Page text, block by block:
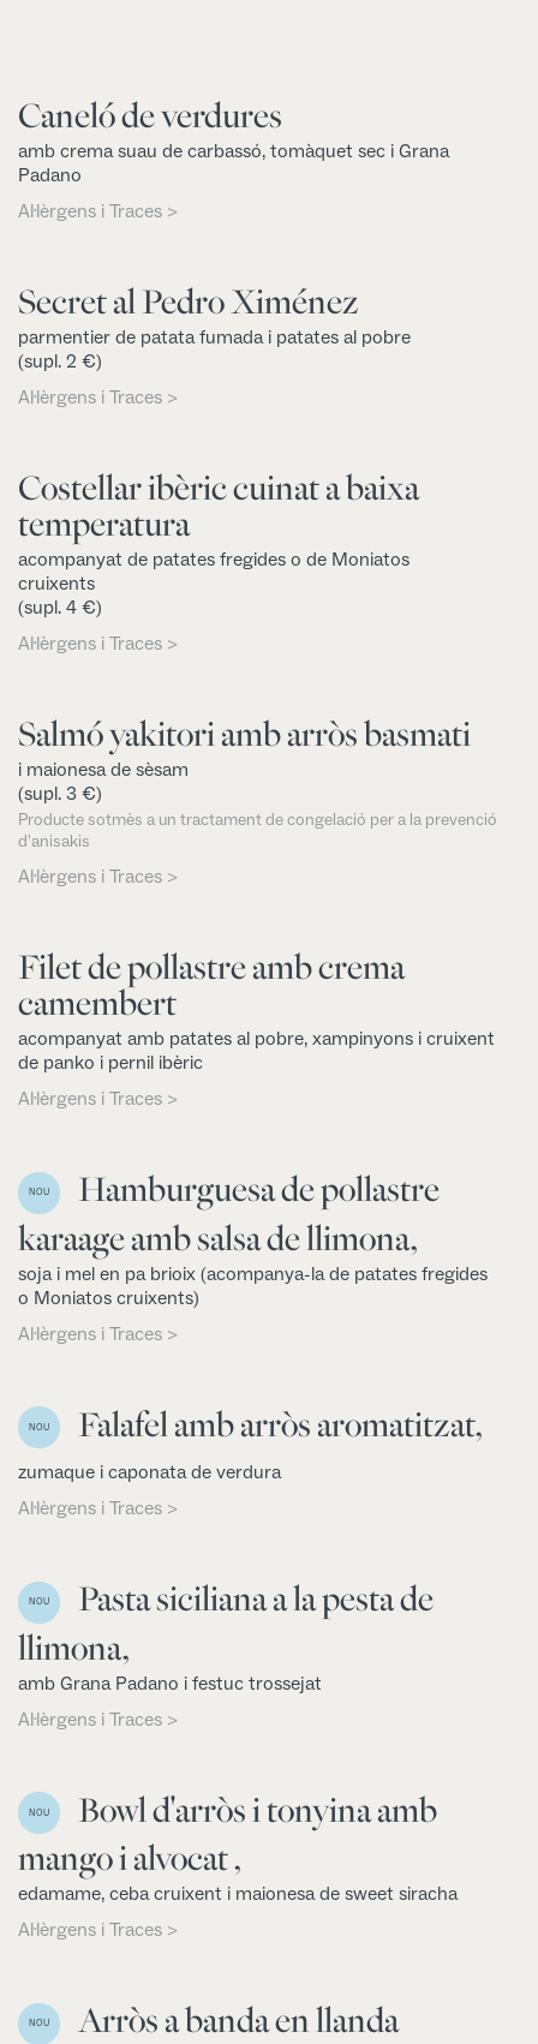
Caneló de verdures
amb crema suau de carbassó, tomàquet sec i Grana
Padano
Al·lèrgens i Traces >
Secret al Pedro Ximénez
parmentier de patata fumada i patates al pobre
(supl. 2 €)
Al·lèrgens i Traces >
Costellar ibèric cuinat a baixa
temperatura
acompanyat de patates fregides o de Moniatos
cruixents
(supl. 4 €)
Al·lèrgens i Traces >
Salmó yakitori amb arròs basmati
i maionesa de sèsam
(supl. 3 €)
Producte sotmès a un tractament de congelació per a la prevenció
d'anisakis
Al·lèrgens i Traces >
Filet de pollastre amb crema
camembert
acompanyat amb patates al pobre, xampinyons i cruixent
de panko i pernil ibèric
Al·lèrgens i Traces >
NOU
Hamburguesa de pollastre
karaage amb salsa de llimona,
soja i mel en pa brioix (acompanya-la de patates fregides
o Moniatos cruixents)
Al·lèrgens i Traces >
NOU Falafel amb arròs aromatitzat,
zumaque i caponata de verdura
Al·lèrgens i Traces >
NOU
Pasta siciliana a la pesta de
llimona,
amb Grana Padano i festuc trossejat
Al·lèrgens i Traces >
NOU
Bowl d'arròs i tonyina amb
mango i alvocat ,
edamame, ceba cruixent i maionesa de sweet siracha
Al·lèrgens i Traces >
NOU Arròs a banda en llanda